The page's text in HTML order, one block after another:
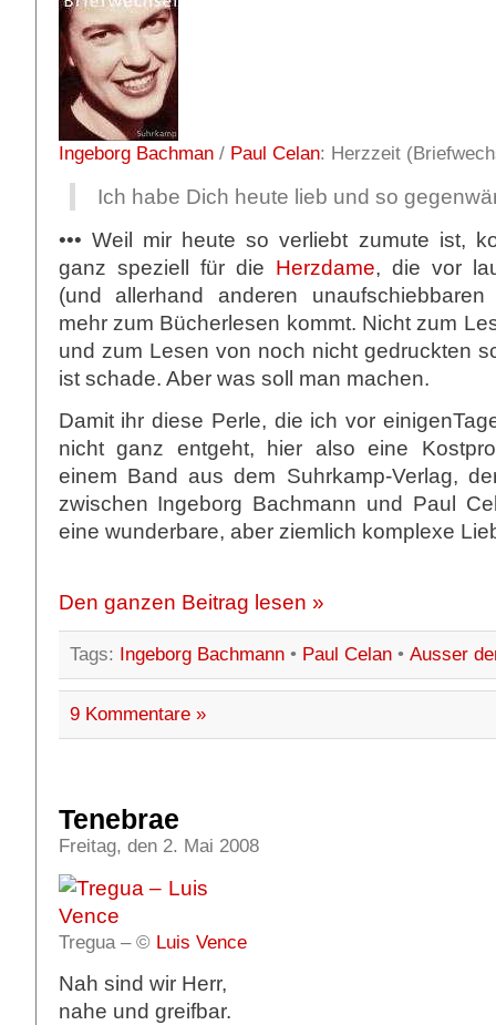
Ingeborg Bachman/ Paul Celan: Herzzeit
Ich habe Dich heute lieb und so
••• Weil mir heute so verliebt zumute ist,
ganz speziell für die Herzdame, die vor
(und allerhand anderen
mehr zum Bücherlesen kommt. Nicht zum
und zum Lesen von noch nicht gedruckten
ist schade. Aber was soll man machen.
Damit ihr diese Perle, die ich vor
nicht ganz entgeht, hier also eine
einem Band aus dem Suhrkamp-Verlag,
zwischen Ingeborg Bachmann und Paul
eine wunderbare, aber ziemlich komplexe
Den ganzen Beitrag lesen »
Tags: Ingeborg Bachmann• Paul Celan• Ausser
9 Kommentare »
Tenebrae
Freitag, den 2. Mai 2008
Tregua – © Luis Vence
Nah sind wir Herr,
nahe und greifbar.